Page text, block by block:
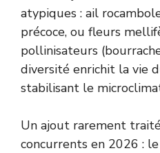
atypiques : ail
précoce, ou fleurs
pollinisateurs
diversité enrichit la vie
stabilisant le
Un ajout rarement
concurrents en 2026 : le